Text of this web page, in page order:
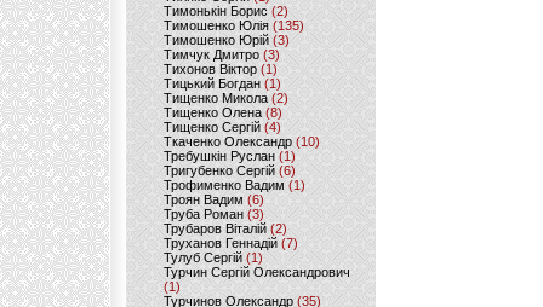
Тимонькін Борис (2)
Тимошенко Юлія (135)
Тимошенко Юрій(3)
Тимчук Дмитро (3)
Тихонов Віктор (1)
Тицький Богдан (1)
Тищенко Микола (2)
Тищенко Олена (8)
Тищенко Сергій (4)
Ткаченко Олександр (10)
Требушкін Руслан (1)
Тригубенко Сергій(6)
Трофименко Вадим (1)
Троян Вадим (6)
Труба Роман(3)
Трубаров Віталій (2)
Труханов Геннадій (7)
Тулуб Сергій(1)
Турчин Сергій Олександрович
(1)
Турчинов Олександр(35)